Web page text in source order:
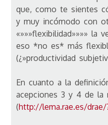
que, como te sientes
y muy incómodo con
«»»»flexibilidad»»»» la
eso *no es* más
(¿»productividad
En cuanto a la
acepciones 3 y 4 de la
(http://lema.rae.es/drae/